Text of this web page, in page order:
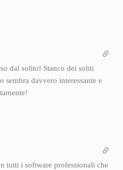
dal solito! Stanco dei soliti
sembra davvero interessante e
tutti i software professionali che